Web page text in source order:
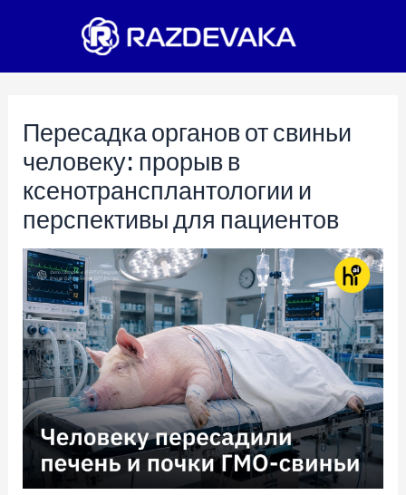
Пересадка органов от свиньи
человеку: прорыв в
ксенотрансплантологии и
перспективы для пациентов